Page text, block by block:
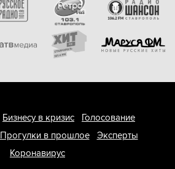
Бизнесу в кризис
Голосование
Прогулки в прошлое
Эксперты
Коронавирус